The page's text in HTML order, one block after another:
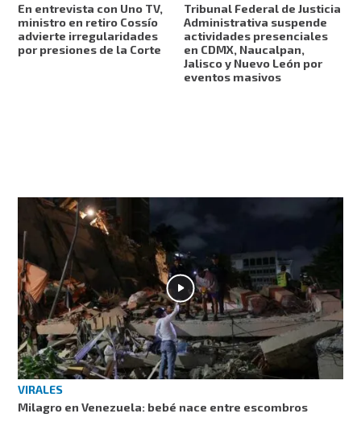
En entrevista con Uno TV,
ministro en retiro Cossío
advierte irregularidades
por presiones de la Corte
Tribunal Federal de Justicia
Administrativa suspende
actividades presenciales
en CDMX, Naucalpan,
Jalisco y Nuevo León por
eventos masivos
VIRALES
Milagro en Venezuela: bebé nace entre escombros